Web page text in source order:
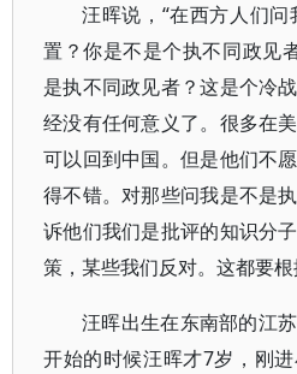
汪晖说，“在西方人们问
置？你是不是个执不同政见
是执不同政见者？这是个冷
经没有任何意义了。很多在
可以回到中国。但是他们不
得不错。对那些问我是不是
诉他们我们是批评的知识分
策，某些我们反对。这都要
汪晖出生在东南部的江
开始的时候汪晖才7岁，刚